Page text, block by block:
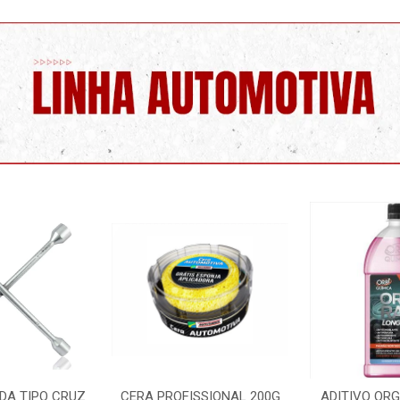
200G
ADITIVO ORGANICO ROSA
LIMPA